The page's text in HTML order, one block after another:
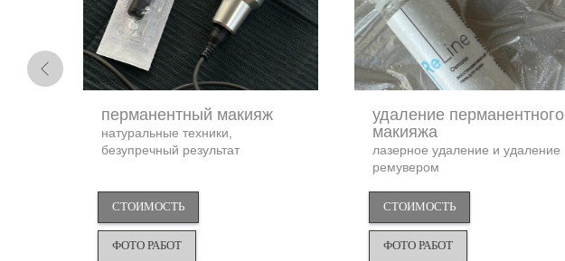
перманентный макияж
натуральные техники,
безупречный результат
СТОИМОСТЬ
ФОТО РАБОТ
удаление перманентного
макияжа
лазерное удаление и удаление
ремувером
СТОИМОСТЬ
ФОТО РАБОТ